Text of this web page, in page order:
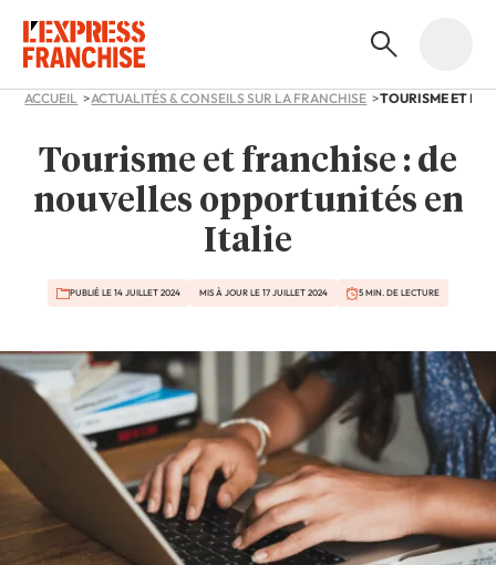
ACCUEIL ACTUALITÉS & CONSEILS SUR LA FRANCHISE
Tourisme et franchise : de
nouvelles opportunités en
Italie
PUBLIÉ LE 14 JUILLET 2024 MIS À JOUR LE 17 JUILLET 2024 5 MIN. DE LECTURE